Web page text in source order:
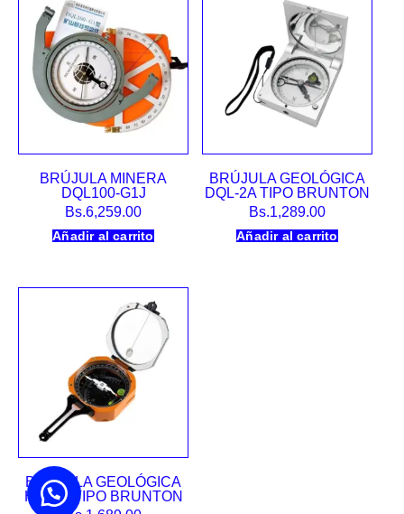
BRÚJULA MINERA
DQL100-G1J
Bs.6,259.00
Añadir al carrito
BRÚJULA GEOLÓGICA
DQL-2A TIPO BRUNTON
Bs.1,289.00
Añadir al carrito
BRÚJULA GEOLÓGICA
HGC-6 TIPO BRUNTON